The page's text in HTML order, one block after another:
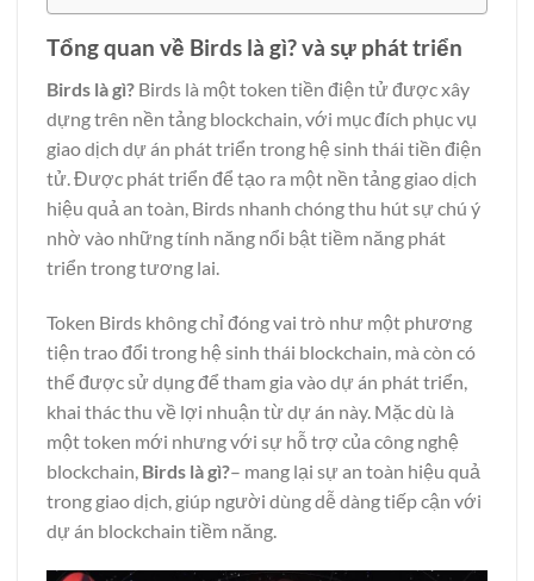
Tổng quan về Birds là gì? và sự phát triển
Birds là gì? Birds là một token tiền điện tử được xây
dựng trên nền tảng blockchain, với mục đích phục vụ
giao dịch dự án phát triển trong hệ sinh thái tiền điện
tử. Được phát triển để tạo ra một nền tảng giao dịch
hiệu quả an toàn, Birds nhanh chóng thu hút sự chú ý
nhờ vào những tính năng nổi bật tiềm năng phát
triển trong tương lai.
Token Birds không chỉ đóng vai trò như một phương
tiện trao đổi trong hệ sinh thái blockchain, mà còn có
thể được sử dụng để tham gia vào dự án phát triển,
khai thác thu về lợi nhuận từ dự án này. Mặc dù là
một token mới nhưng với sự hỗ trợ của công nghệ
blockchain, Birds là gì?– mang lại sự an toàn hiệu quả
trong giao dịch, giúp người dùng dễ dàng tiếp cận với
dự án blockchain tiềm năng.